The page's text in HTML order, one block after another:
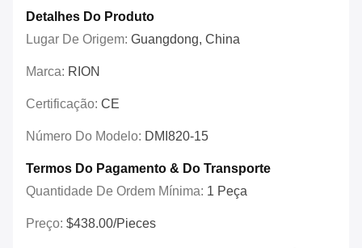
Detalhes Do Produto
Lugar De Origem: Guangdong, China
Marca: RION
Certificação: CE
Número Do Modelo: DMI820-15
Termos Do Pagamento & Do Transporte
Quantidade De Ordem Mínima: 1 Peça
Preço: $438.00/Pieces